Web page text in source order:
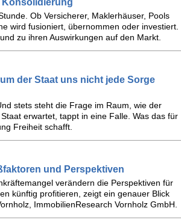
Konsolidierung
Ob Versicherer, Maklerhäuser, Pools
wird fusioniert, übernommen oder investiert.
zu ihren Auswirkungen auf den Markt.
der Staat uns nicht jede Sorge
stets steht die Frage im Raum, wie der
erwartet, tappt in eine Falle. Was das für
Freiheit schafft.
und Perspektiven
verändern die Perspektiven für
künftig profitieren, zeigt ein genauer Blick
ImmobilienResearch Vornholz GmbH.